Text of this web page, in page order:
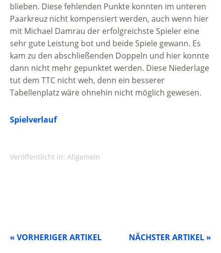
blieben. Diese fehlenden Punkte konnten im unteren
Paarkreuz nicht kompensiert werden, auch wenn hier
mit Michael Damrau der erfolgreichste Spieler eine
sehr gute Leistung bot und beide Spiele gewann. Es
kam zu den abschließenden Doppeln und hier konnte
dann nicht mehr gepunktet werden. Diese Niederlage
tut dem TTC nicht weh, denn ein besserer
Tabellenplatz wäre ohnehin nicht möglich gewesen.
Spielverlauf
Veröffentlicht in: Allgemein
NÄCHSTER ARTIKEL »
« VORHERIGER ARTIKEL